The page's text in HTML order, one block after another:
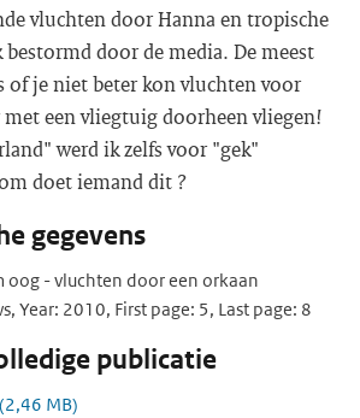
vluchten door Hanna en tropische
bestormd door de media. De meest
of je niet beter kon vluchten voor
met een vliegtuig doorheen vliegen!
werd ik zelfs voor "gek"
doet iemand dit ?
gegevens
oog - vluchten door een orkaan
Year: 2010, First page: 5, Last page: 8
publicatie
MB)